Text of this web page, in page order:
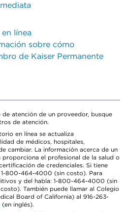
línea
sobre cómo
de Kaiser Permanente
atención de un proveedor, busque
de atención.
en línea se actualiza
de médicos, hospitales,
cambiar. La información acerca de un
proporciona el profesional de la salud o
de credenciales. Si tiene
1-800-464-4000 (sin costo). Para
y del habla: 1-800-464-4000 (sin
También puede llamar al Colegio
Board of California) al 916-263-
(en inglés).